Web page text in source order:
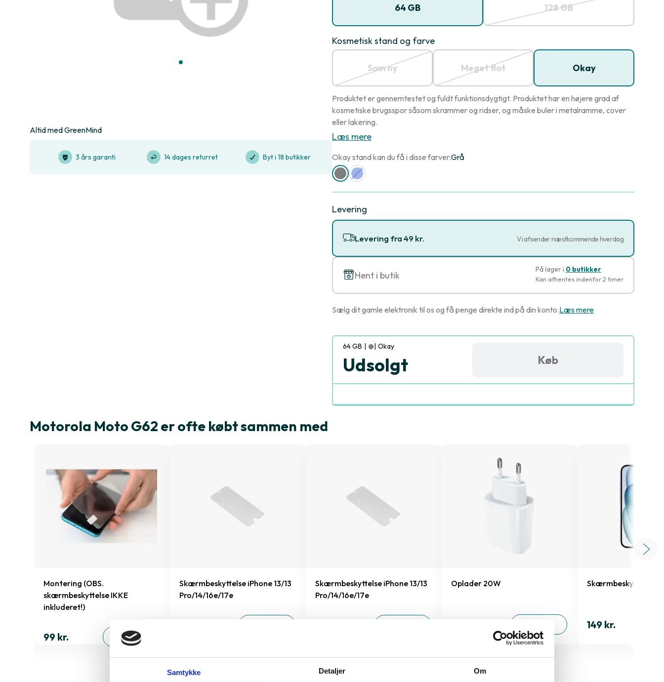
Samtykke Detaljer Om
Altid med GreenMind
3 års garanti 14 dages returret Byt i 18 butikker
64 GB 128 GB
Kosmetisk stand og farve
Som ny Meget flot Okay
Produktet er gennemtestet og fuldt funktionsdygtigt. Produktet har en højere grad af
kosmetiske brugsspor såsom skrammer og ridser, og måske buler i metalramme, cover
eller lakering.
Læs mere
Okay stand kan du få i disse farver:Grå
Levering
Levering fra 49 kr. Vi afsender næstkommende hverdag
Hent i butik
På lager i 0 butikker
Kan afhentes indenfor 2 timer
Sælg dit gamle elektronik til os og få penge direkte ind på din konto.Læs mere
64 GB | | Okay
Udsolgt Køb
Motorola Moto G62 er ofte købt sammen med
Montering (OBS.
skærmbeskyttelse IKKE
inkluderet!)
99 kr. TILFØJ
Skærmbeskyttelse iPhone 13/13
Pro/14/16e/17e
Skærmbeskyttelse iPhone 13/13
Pro/14/16e/17e
Oplader 20W Skærmbeskyttelse
149 kr.